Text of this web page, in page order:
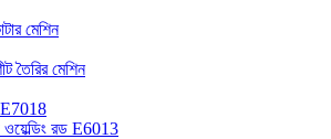
মেশিন
তৈরির মেশিন
E7018
রড E6013